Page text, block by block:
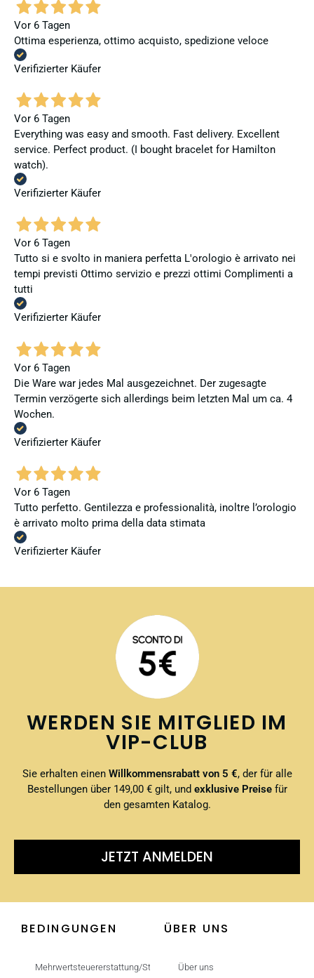
Vor 6 Tagen
Ottima esperienza, ottimo acquisto, spedizione veloce
Verifizierter Käufer
Vor 6 Tagen
Everything was easy and smooth. Fast delivery. Excellent
service. Perfect product. (I bought bracelet for Hamilton
watch).
Verifizierter Käufer
Vor 6 Tagen
Tutto si e svolto in maniera perfetta L'orologio è arrivato nei
tempi previsti Ottimo servizio e prezzi ottimi Complimenti a
tutti
Verifizierter Käufer
Vor 6 Tagen
Die Ware war jedes Mal ausgezeichnet. Der zugesagte
Termin verzögerte sich allerdings beim letzten Mal um ca. 4
Wochen.
Verifizierter Käufer
Vor 6 Tagen
Tutto perfetto. Gentilezza e professionalità, inoltre l’orologio
è arrivato molto prima della data stimata
Verifizierter Käufer
WERDEN SIE MITGLIED IM
VIP-CLUB
Sie erhalten einenWillkommensrabatt von 5 €, der für alle
Bestellungen über 149,00 € gilt, und exklusive Preisefür
den gesamten Katalog.
JETZT ANMELDEN
BEDINGUNGEN
Mehrwertsteuererstattung/Steuerfrei
ÜBER UNS
Über uns